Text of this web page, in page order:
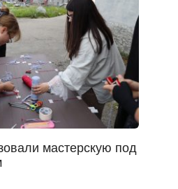
мастерскую под